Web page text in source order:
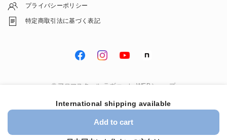
プライバシーポリシー
特定商取引法に基づく表記
© アロマスクール ラヴァーレ WEBショップ
International shipping available
Add to cart